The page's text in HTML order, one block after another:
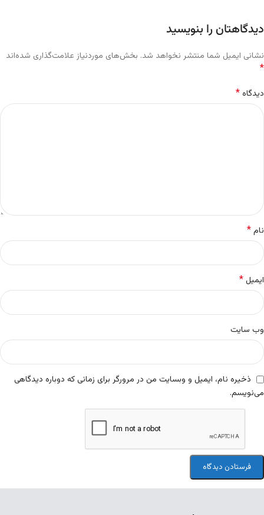
دیدگاهتان را بنویسید
نشانی ایمیل شما منتشر نخواهد شد. بخش‌های موردنیاز علامت‌گذاری شده‌اند
*
دیدگاه*
نام*
ایمیل*
وب‌ سایت
ذخیره نام، ایمیل و وبسایت من در مرورگر برای زمانی که دوباره دیدگاهی
می‌نویسم.